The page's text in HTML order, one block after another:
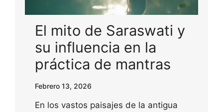
El mito de Saraswati y
su influencia en la
práctica de mantras
Febrero 13, 2026
En los vastos paisajes de la antigua